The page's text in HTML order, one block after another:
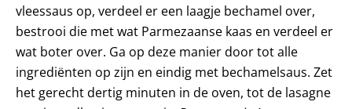
vleessaus op, verdeel er een laagje bechamel over,
bestrooi die met wat Parmezaanse kaas en verdeel er
wat boter over. Ga op deze manier door tot alle
ingrediënten op zijn en eindig met bechamelsaus. Zet
het gerecht dertig minuten in de oven, tot de lasagne